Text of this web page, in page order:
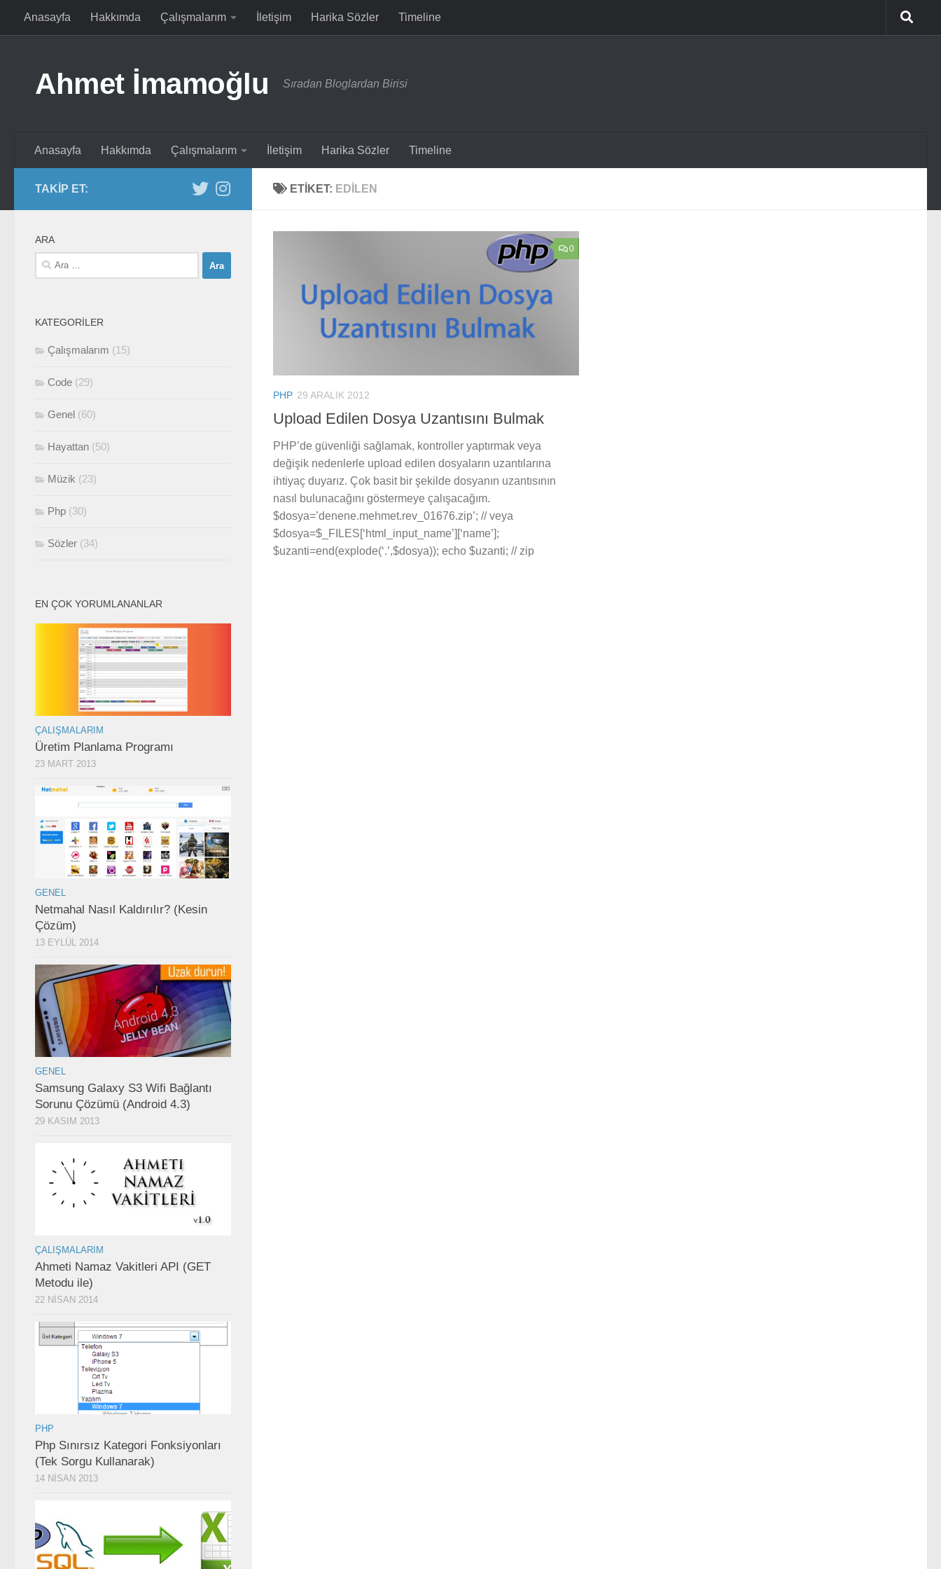
Skip to content
Anasayfa Hakkımda Çalışmalarım İletişim Harika Sözler Timeline
Ahmet İmamoğlu Sıradan Bloglardan Birisi
Anasayfa Hakkımda Çalışmalarım İletişim Harika Sözler Timeline
ETIKET: EDILEN
0
PHP 29 ARALIK 2012
Upload Edilen Dosya Uzantısını Bulmak
PHP’de güvenliği sağlamak, kontroller yaptırmak veya
değişik nedenlerle upload edilen dosyaların uzantılarına
ihtiyaç duyarız. Çok basit bir şekilde dosyanın uzantısının
nasıl bulunacağını göstermeye çalışacağım.
$dosya=’denene.mehmet.rev_01676.zip’; // veya
$dosya=$_FILES[‘html_input_name’][‘name’];
$uzanti=end(explode(‘.’,$dosya)); echo $uzanti; // zip
TAKIP ET:
ARA
Arama:
KATEGORILER
Çalışmalarım (15)
Code (29)
Genel (60)
Hayattan (50)
Müzik (23)
Php (30)
Sözler (34)
EN ÇOK YORUMLANANLAR
ÇALIŞMALARIM
Üretim Planlama Programı
23 MART 2013
GENEL
Netmahal Nasıl Kaldırılır? (Kesin
Çözüm)
13 EYLÜL 2014
GENEL
Samsung Galaxy S3 Wifi Bağlantı
Sorunu Çözümü (Android 4.3)
29 KASIM 2013
ÇALIŞMALARIM
Ahmeti Namaz Vakitleri API (GET
Metodu ile)
22 NISAN 2014
PHP
Php Sınırsız Kategori Fonksiyonları
(Tek Sorgu Kullanarak)
14 NISAN 2013